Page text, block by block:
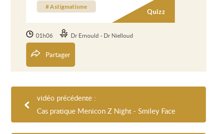
Quizz
# Astigmatisme
01h06 Dr Ernould - Dr Nielloud
Partager
vidéo précédente :
Cas pratique Menicon Z Night - Smiley Face